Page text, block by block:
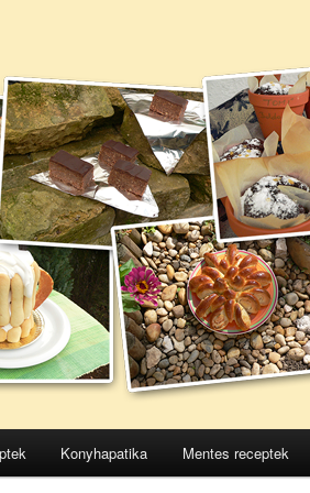
Konyhapatika Mentes receptek